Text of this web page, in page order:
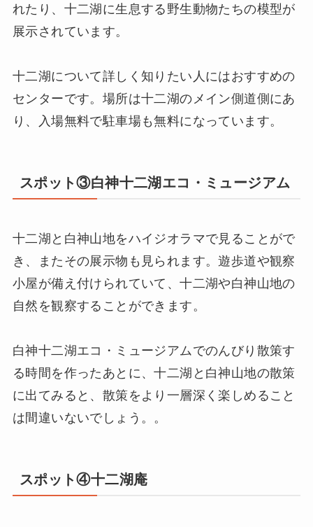
れたり、十二湖に生息する野生動物たちの模型が
展示されています。
十二湖について詳しく知りたい人にはおすすめの
センターです。場所は十二湖のメイン側道側にあ
り、入場無料で駐車場も無料になっています。
スポット③白神十二湖エコ・ミュージアム
十二湖と白神山地をハイジオラマで見ることがで
き、またその展示物も見られます。遊歩道や観察
小屋が備え付けられていて、十二湖や白神山地の
自然を観察することができます。
白神十二湖エコ・ミュージアムでのんびり散策す
る時間を作ったあとに、十二湖と白神山地の散策
に出てみると、散策をより一層深く楽しめること
は間違いないでしょう。。
スポット④十二湖庵